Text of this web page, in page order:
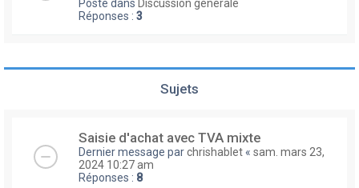
Posté dans Discussion générale
Réponses : 3
Sujets
Saisie d'achat avec TVA mixte
Dernier message parchrishablet « sam. mars 23,
2024 10:27 am
Réponses : 8